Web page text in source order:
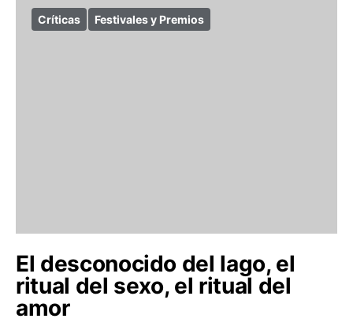
Críticas Festivales y Premios
El desconocido del lago, el
ritual del sexo, el ritual del
amor